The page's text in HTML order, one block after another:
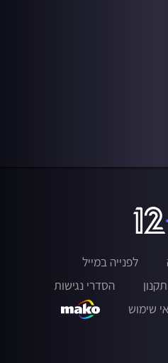
לפנייה במייל
תקנון
הסדרי נגישות
שימוש